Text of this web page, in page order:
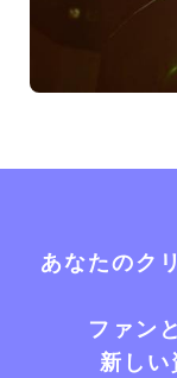
あなたのク
ファン
新し